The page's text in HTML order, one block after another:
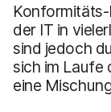
der IT in
sind jedoch
sich im Laufe
eine